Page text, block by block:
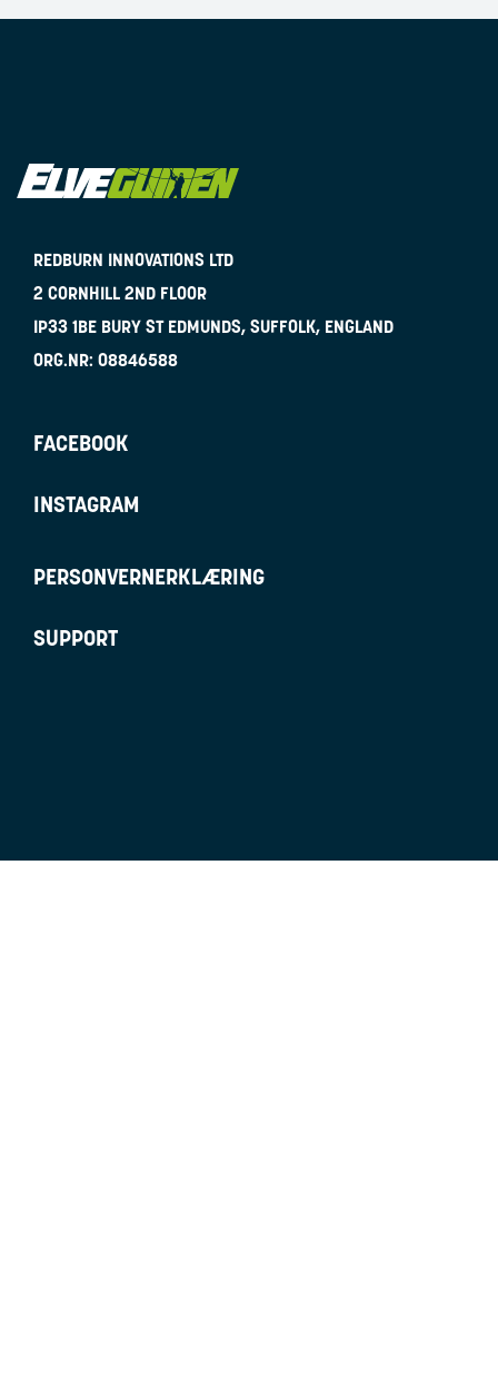
REDBURN INNOVATIONS LTD
2 CORNHILL 2ND FLOOR
IP33 1BE BURY ST EDMUNDS, SUFFOLK, ENGLAND
ORG.NR: 08846588
FACEBOOK
INSTAGRAM
PERSONVERNERKLÆRING
SUPPORT